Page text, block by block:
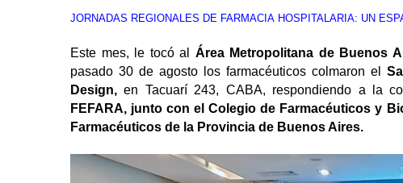
JORNADAS REGIONALES DE FARMACIA HOSPITALARIA: UN
Este mes, le tocó al Área Metropolitana de Buenos
pasado 30 de agosto los farmacéuticos colmaron el
Design,en Tacuarí 243, CABA, respondiendo a la
FEFARA, junto con el Colegio de Farmacéuticos y
Farmacéuticos de la Provincia de Buenos Aires.